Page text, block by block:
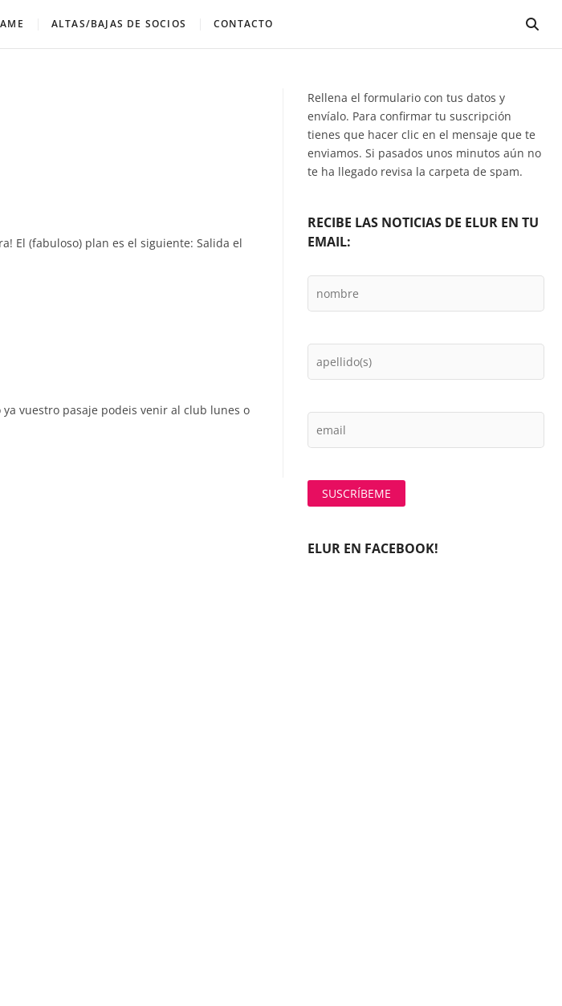
ALTAS/BAJAS DE SOCIOS CONTACTO
El (fabuloso) plan es el siguiente: Salida el
vuestro pasaje podeis venir al club lunes o
Rellena el formulario con tus datos y
envíalo. Para confirmar tu suscripción
tienes que hacer clic en el mensaje que te
enviamos. Si pasados unos minutos aún no
te ha llegado revisa la carpeta de spam.
RECIBE LAS NOTICIAS DE ELUR EN TU
EMAIL:
ELUR EN FACEBOOK!